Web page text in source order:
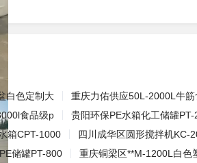
白色定制大
重庆力佑供应50L-2000L牛筋
食品级p
贵阳环保PE水箱化工储罐PT-
箱CPT-1000
四川成华区圆形搅拌机KC-
储罐PT-800
重庆铜梁区**M-1200L白色